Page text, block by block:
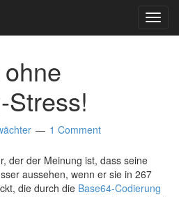
Stress!
1 Comment
der der Meinung ist, dass seine
aussehen, wenn er sie in 267
die durch die Base64-Codierung